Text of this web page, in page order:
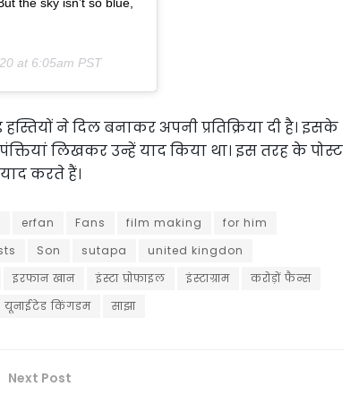
at 6:05am PST
ने दिल बनाकर अपनी प्रतिक्रिया दी है। इसके
लिखकर उन्हें याद किया था। इस तरह के पोस्ट
करते हैं।
erfan Fans film making
for him
Son sutapa
united kingdon
इरफान खान इंस्टा प्रोफाइल इंस्टाग्राम
करोड़ों फैन्स
यूनाईटेड किंगडम साझा
Next Post